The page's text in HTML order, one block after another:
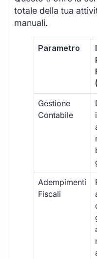
totale della tua
manuali.
Parametro
Gestione
Contabile
Adempimenti
Fiscali